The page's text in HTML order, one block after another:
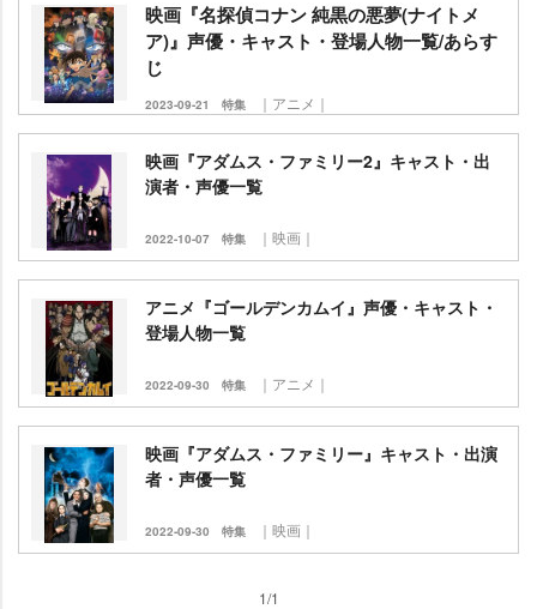
映画『名探偵コナン 純黒の悪夢(ナイトメ
ア)』声優・キャスト・登場人物一覧/あらす
じ
2023-09-21 特集 ｜アニメ｜
映画『アダムス・ファミリー2』キャスト・出
演者・声優一覧
2022-10-07 特集 ｜映画｜
アニメ『ゴールデンカムイ』声優・キャスト・
登場人物一覧
2022-09-30 特集 ｜アニメ｜
映画『アダムス・ファミリー』キャスト・出演
者・声優一覧
2022-09-30 特集 ｜映画｜
1/1